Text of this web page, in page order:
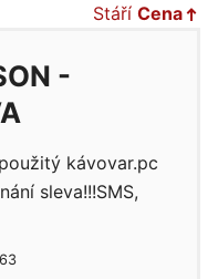
Stáří Cena
-
kávovar.pc
sleva!!!SMS,